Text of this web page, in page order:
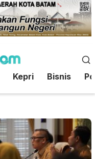
Kepri Bisnis